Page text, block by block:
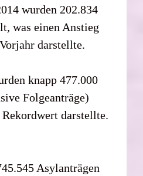
wurden 202.834
was einen Anstieg
darstellte.
knapp 477.000
Folgeanträge)
darstellte.
Asylanträgen